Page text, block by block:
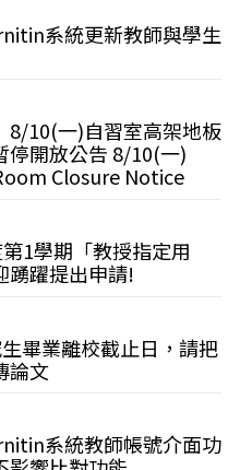
系統更新教師與學生
8/10(一)自習室高架地板
停開放公告 8/10(一)
Closure Notice
1學期「教授指定用
踴躍提出申請!
畢業離校截止日，請把
論文
系統教師帳號介面功